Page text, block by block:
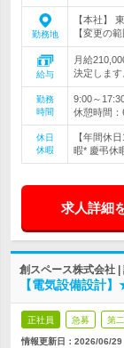
勤務地
【本社】
【変更の
給与
月給
決定しま
勤務
時間
9:00～
休憩時間：
休日
休暇
【年間休
暇* 慶弔休
求人詳細
創スペース株式会社
【電気設備設計
正社員 急募 第
情報更新日：2026/06/29